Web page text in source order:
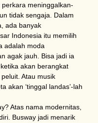
meninggalkan-
tidak sengaja. Dalam
ada banyak
Indonesia itu memilih
adalah moda
agak jauh. Bisa jadi ia
akan berangkat
Atau musik
akan ‘tinggal landas’-lah
Atas nama modernitas,
Busway jadi menarik